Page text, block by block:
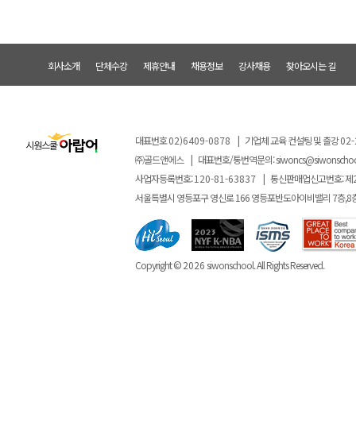
회사소개 단체수강 제휴안내 채용정보 강사채용 찾아오시는 길
대표번호02)6409-0878 | 기업체 교육 컨설팅 및 출강
㈜골드앤에스 | 대표번호/통번역문의:
사업자등록번호:120-81-63837 | 통신판매업신고번호: 제
서울특별시 영등포구 영신로 166 영등포반도아이비밸리 7층,8
Copyright ©2026siwonschool. All Rights Reserved.